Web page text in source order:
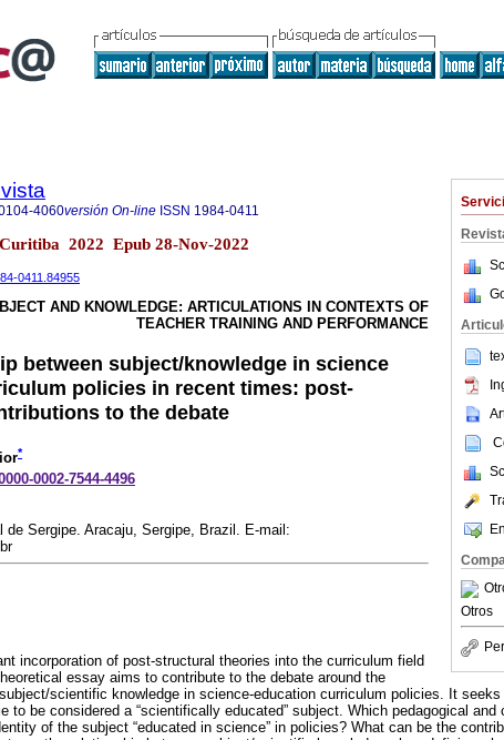
Otros
4060versión On-line ISSN 1984-0411
2022 Epub 28-Nov-2022
0411.84955
AND KNOWLEDGE: ARTICULATIONS IN CONTEXTS OF
TEACHER TRAINING AND PERFORMANCE
between subject/knowledge in science
policies in recent times: post-
to the debate
*
0002-7544-4496
de Sergipe. Aracaju, Sergipe, Brazil. E-mail:
incorporation of post-structural theories into the curriculum field
essay aims to contribute to the debate around the
scientific knowledge in science-education curriculum policies. It
to be considered a “scientifically educated” subject. Which pedagogical and
of the subject “educated in science” in policies? What can be the